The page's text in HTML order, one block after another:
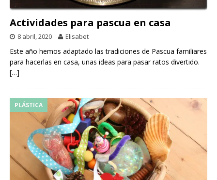
Actividades para pascua en casa
8 abril, 2020 Elisabet
Este año hemos adaptado las tradiciones de Pascua familiares
para hacerlas en casa, unas ideas para pasar ratos divertido.
[…]
PLÁSTICA